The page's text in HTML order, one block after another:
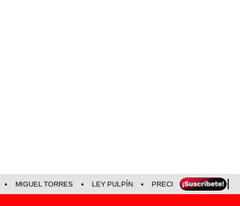
MIGUEL TORRES LEY PULPÍN PRECIO DEL DÓLAR